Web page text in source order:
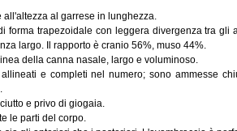
all'altezza al garrese in lunghezza.
forma trapezoidale con leggera divergenza tra gli
largo. Il rapporto è cranio 56%, muso 44%.
della canna nasale, largo e voluminoso.
allineati e completi nel numero; sono ammesse
e privo di giogaia.
le parti del corpo.